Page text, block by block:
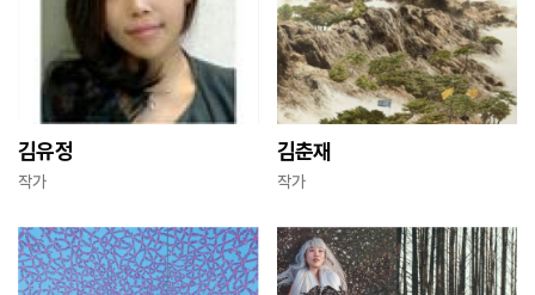
김유정
작가
김춘재
작가